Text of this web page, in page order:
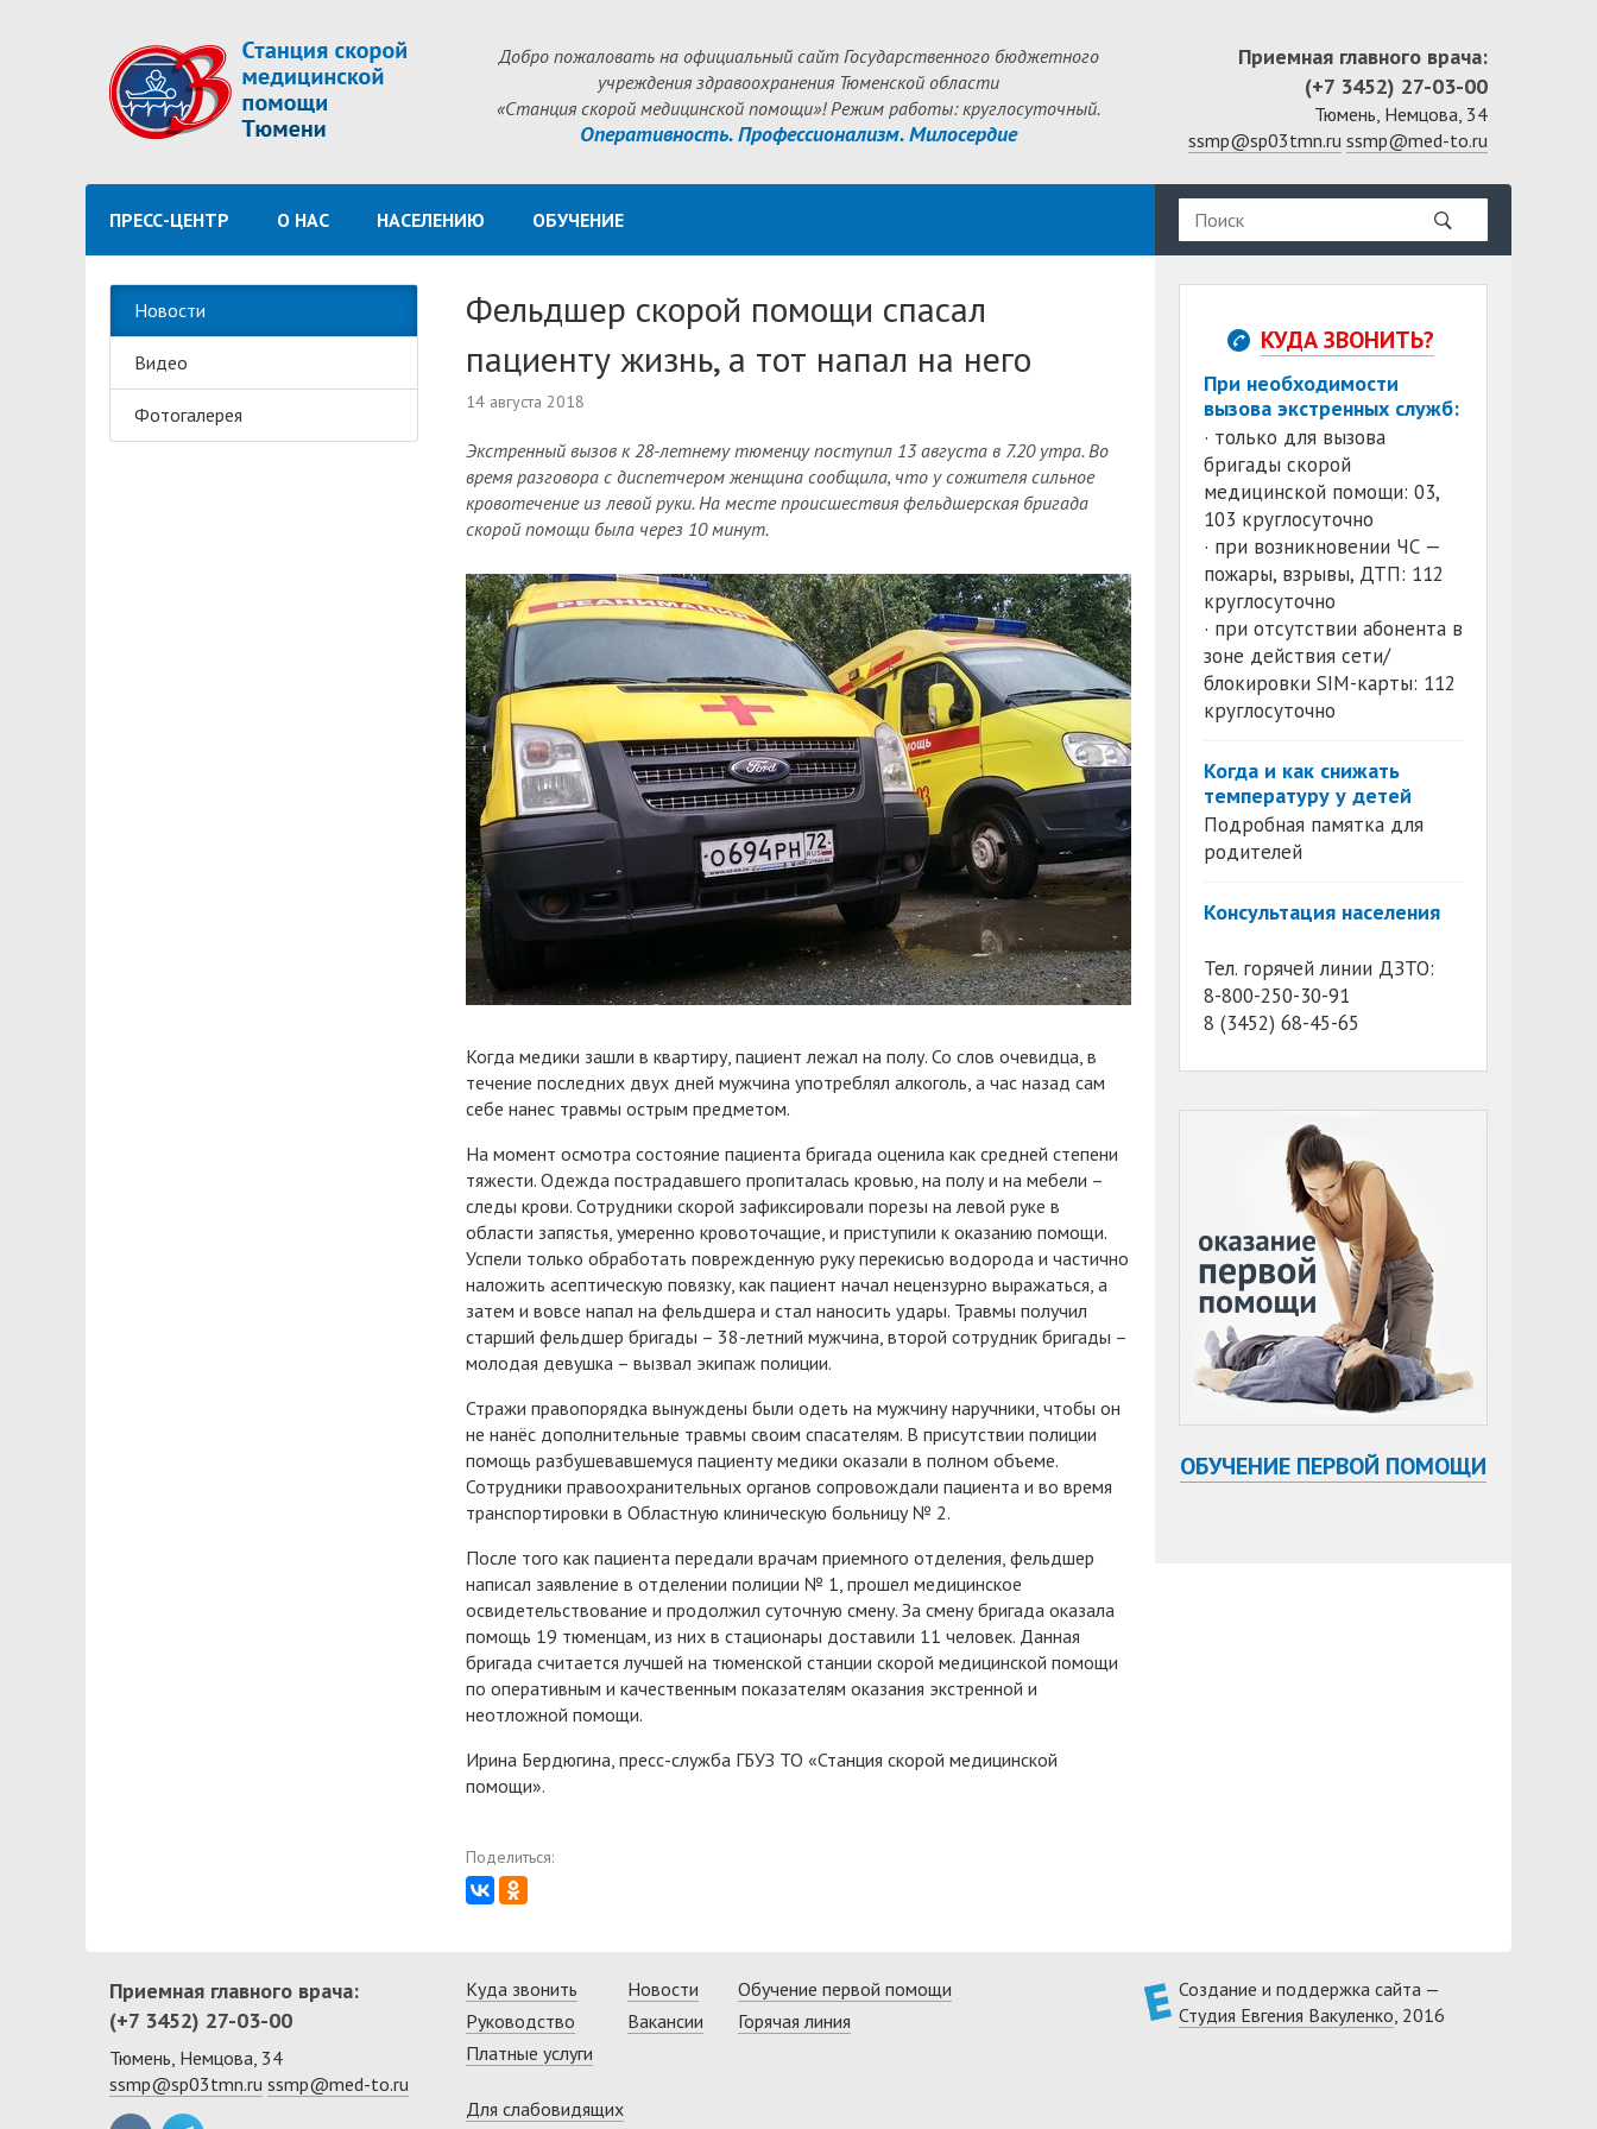
Добро пожаловать на официальный сайт Государственного бюджетного
учреждения здравоохранения Тюменской области
«Станция скорой медицинской помощи»! Режим работы: круглосуточный.
Оперативность. Профессионализм. Милосердие
Приемная главного врача:
(+7 3452) 27-03-00
Тюмень, Немцова, 34
ssmp@sp03tmn.ru ssmp@med-to.ru
ПРЕСС-ЦЕНТР О НАС НАСЕЛЕНИЮ ОБУЧЕНИЕ
Новости
Видео
Фотогалерея
Фельдшер скорой помощи спасал
пациенту жизнь, а тот напал на него
14 августа 2018
Экстренный вызов к 28-летнему тюменцу поступил 13 августа в 7.20 утра. Во
время разговора с диспетчером женщина сообщила, что у сожителя сильное
кровотечение из левой руки. На месте происшествия фельдшерская бригада
скорой помощи была через 10 минут.
Когда медики зашли в квартиру, пациент лежал на полу. Со слов очевидца, в
течение последних двух дней мужчина употреблял алкоголь, а час назад сам
себе нанес травмы острым предметом.
На момент осмотра состояние пациента бригада оценила как средней степени
тяжести. Одежда пострадавшего пропиталась кровью, на полу и на мебели –
следы крови. Сотрудники скорой зафиксировали порезы на левой руке в
области запястья, умеренно кровоточащие, и приступили к оказанию помощи.
Успели только обработать поврежденную руку перекисью водорода и частично
наложить асептическую повязку, как пациент начал нецензурно выражаться, а
затем и вовсе напал на фельдшера и стал наносить удары. Травмы получил
старший фельдшер бригады – 38-летний мужчина, второй сотрудник бригады –
молодая девушка – вызвал экипаж полиции.
Стражи правопорядка вынуждены были одеть на мужчину наручники, чтобы он
не нанёс дополнительные травмы своим спасателям. В присутствии полиции
помощь разбушевавшемуся пациенту медики оказали в полном объеме.
Сотрудники правоохранительных органов сопровождали пациента и во время
транспортировки в Областную клиническую больницу № 2.
После того как пациента передали врачам приемного отделения, фельдшер
написал заявление в отделении полиции № 1, прошел медицинское
освидетельствование и продолжил суточную смену. За смену бригада оказала
помощь 19 тюменцам, из них в стационары доставили 11 человек. Данная
бригада считается лучшей на тюменской станции скорой медицинской помощи
по оперативным и качественным показателям оказания экстренной и
неотложной помощи.
Ирина Бердюгина, пресс-служба ГБУЗ ТО «Станция скорой медицинской
помощи».
Поделиться:
КУДА ЗВОНИТЬ?
При необходимости
вызова экстренных служб:
· только для вызова
бригады скорой
медицинской помощи: 03,
103 круглосуточно
· при возникновении ЧС —
пожары, взрывы, ДТП: 112
круглосуточно
· при отсутствии абонента в
зоне действия сети/
блокировки SIM-карты: 112
круглосуточно
Когда и как снижать
температуру у детей
Подробная памятка для
родителей
Консультация населения
Тел. горячей линии ДЗТО:
8-800-250-30-91
8 (3452) 68-45-65
ОБУЧЕНИЕ ПЕРВОЙ ПОМОЩИ
Приемная главного врача:
(+7 3452) 27-03-00
Тюмень, Немцова, 34
ssmp@sp03tmn.ru ssmp@med-to.ru
Куда звонить
Руководство
Платные услуги
Новости
Вакансии
Обучение первой помощи
Горячая линия
Для слабовидящих
Создание и поддержка сайта —
Студия Евгения Вакуленко, 2016